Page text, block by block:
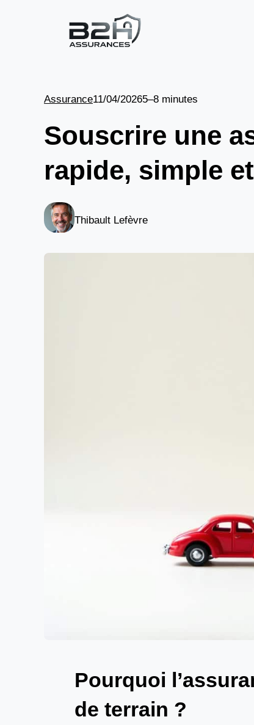
Assurance11/04/20265–8 minutes
Souscrire une
rapide, simple
Thibault Lefèvre
Pourquoi
de terrain ?